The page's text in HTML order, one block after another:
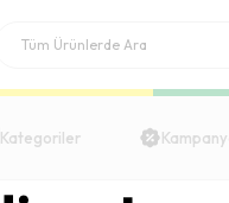
Kategoriler